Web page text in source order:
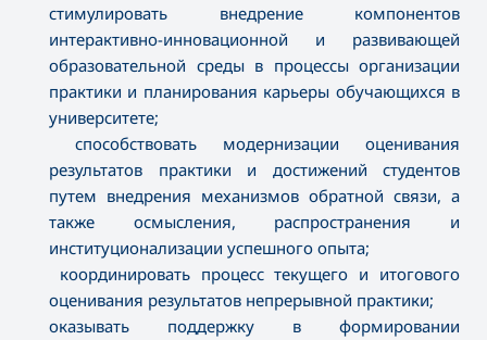
стимулировать внедрение компонентов
интерактивно-инновационной и развивающей
образовательной среды в процессы организации
практики и планирования карьеры обучающихся в
университете;
способствовать модернизации оценивания
результатов практики и достижений студентов
путем внедрения механизмов обратной связи, а
также осмысления, распространения и
институционализации успешного опыта;
координировать процесс текущего и итогового
оценивания результатов непрерывной практики;
оказывать поддержку в формировании